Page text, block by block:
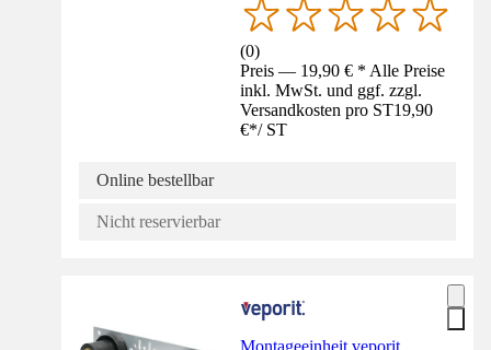
(0)
Preis — 19,90 € * Alle Preise
inkl. MwSt. und ggf. zzgl.
Versandkosten pro ST19,90
€*/ ST
Online bestellbar
Nicht reservierbar
Montageeinheit veporit